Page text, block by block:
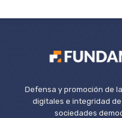
Defensa y promoción de
digitales e integridad
sociedades